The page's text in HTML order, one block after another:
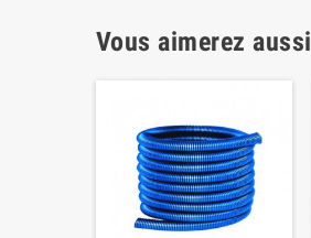
Vous aimerez aussi